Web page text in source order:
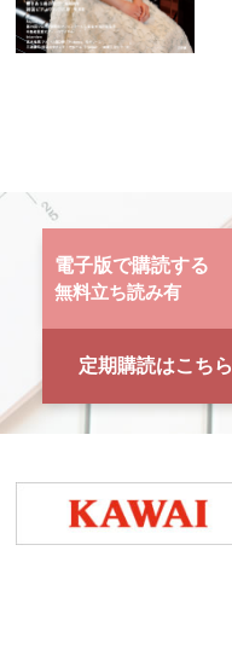
電子版で購読する
無料立ち読み有
定期購読はこちら